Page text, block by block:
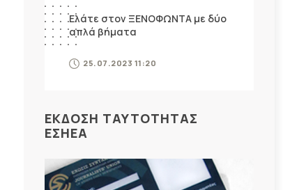
Ελάτε στον ΞΕΝΟΦΩΝΤΑ με δύο
απλά βήματα
25.07.2023 11:20
ΕΚΔΟΣΗ ΤΑΥΤΟΤΗΤΑΣ
ΕΣΗΕΑ